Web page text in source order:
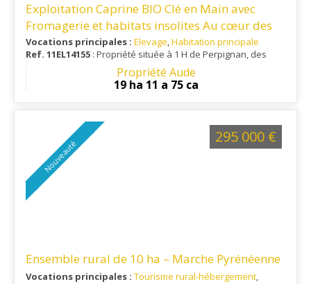
Exploitation Caprine BIO Clé en Main avec
Fromagerie et habitats insolites Au cœur des
Hautes-Corbières
Vocations principales : Elevage,Habitation principale
Ref. 11EL14155 : Propriété située à 1 H de Perpignan, des
plages de la Méditerranée et d'un aéroport international.
Ville toutes commodités à 30 minutes.
Propriété Aude
19 ha 11 a 75 ca
Nouveauté
Ensemble rural de 10 ha – Marche Pyrénéenne
Vocations principales : Tourisme rural-hébergement,
295 000 €